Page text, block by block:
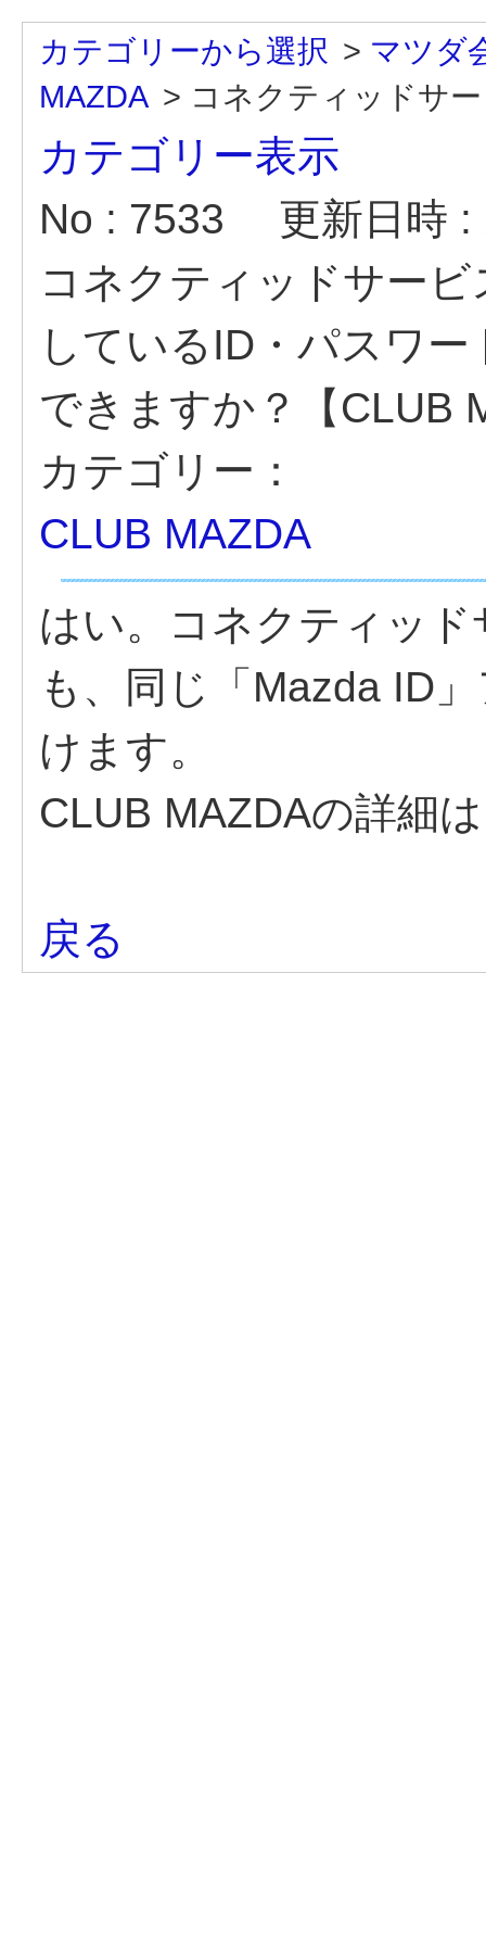
カテゴリーから選択 > マツダ
MAZDA > コネクティッドサ
カテゴリー表示
No : 7533
更新日時
コネクティッドサー
しているID・パスワ
できますか？【CLUB
カテゴリー：
CLUB MAZDA
はい。コネクティッ
も、同じ「Mazda ID
けます。
CLUB MAZDAの詳細は
戻る